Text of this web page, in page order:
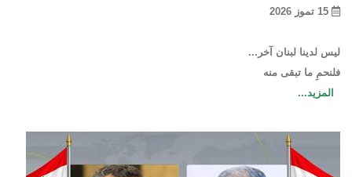
ليس لدينا لبنان آخر...
فلنحمِ ما تبقى منه
المزيد...